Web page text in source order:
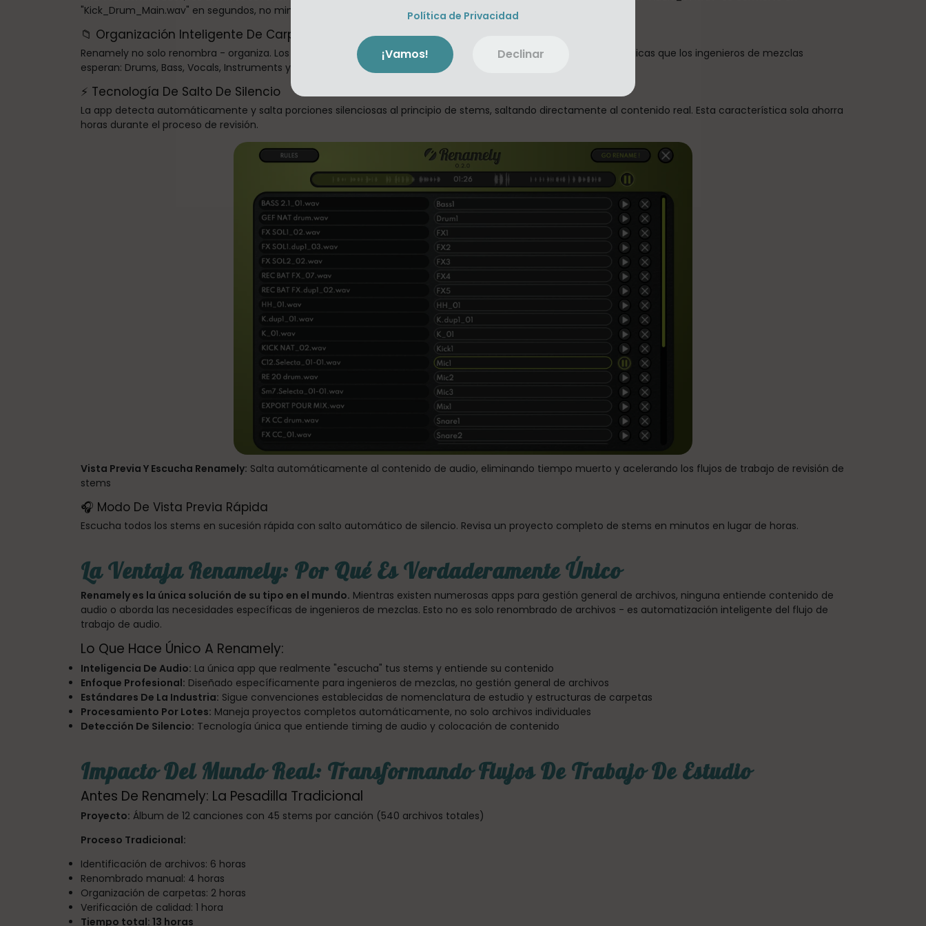
Política de Privacidad
¡Vamos! Declinar
"Kick_Drum_Main.wav" en segundos, no minutos.
📁 Organización Inteligente De Carpetas
Renamely no solo renombra - organiza. Los archivos se ordenan automáticamente en estructuras de carpetas lógicas que los ingenieros de mezclas
esperan: Drums, Bass, Vocals, Instruments y FX.
⚡ Tecnología De Salto De Silencio
La app detecta automáticamente y salta porciones silenciosas al principio de stems, saltando directamente al contenido real. Esta característica sola ahorra
horas durante el proceso de revisión.
Vista Previa Y Escucha Renamely: Salta automáticamente al contenido de audio, eliminando tiempo muerto y acelerando los flujos de trabajo de revisión de
stems
🎧 Modo De Vista Previa Rápida
Escucha todos los stems en sucesión rápida con salto automático de silencio. Revisa un proyecto completo de stems en minutos en lugar de horas.
La Ventaja Renamely: Por Qué Es Verdaderamente Único
Renamely es la única solución de su tipo en el mundo. Mientras existen numerosas apps para gestión general de archivos, ninguna entiende contenido de
audio o aborda las necesidades específicas de ingenieros de mezclas. Esto no es solo renombrado de archivos - es automatización inteligente del flujo de
trabajo de audio.
Lo Que Hace Único A Renamely:
Inteligencia De Audio: La única app que realmente "escucha" tus stems y entiende su contenido
Enfoque Profesional: Diseñado específicamente para ingenieros de mezclas, no gestión general de archivos
Estándares De La Industria: Sigue convenciones establecidas de nomenclatura de estudio y estructuras de carpetas
Procesamiento Por Lotes: Maneja proyectos completos automáticamente, no solo archivos individuales
Detección De Silencio: Tecnología única que entiende timing de audio y colocación de contenido
Impacto Del Mundo Real: Transformando Flujos De Trabajo De Estudio
Antes De Renamely: La Pesadilla Tradicional
Proyecto: Álbum de 12 canciones con 45 stems por canción (540 archivos totales)
Proceso Tradicional:
Identificación de archivos: 6 horas
Renombrado manual: 4 horas
Organización de carpetas: 2 horas
Verificación de calidad: 1 hora
Tiempo total: 13 horas